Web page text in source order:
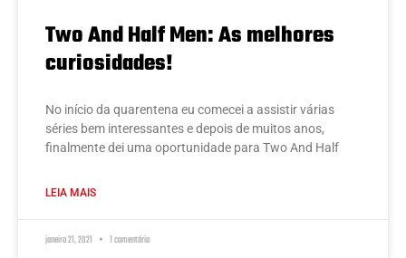
Two And Half Men: As melhores
curiosidades!
No início da quarentena eu comecei a assistir várias
séries bem interessantes e depois de muitos anos,
finalmente dei uma oportunidade para Two And Half
LEIA MAIS
janeiro 21, 2021 1 comentário